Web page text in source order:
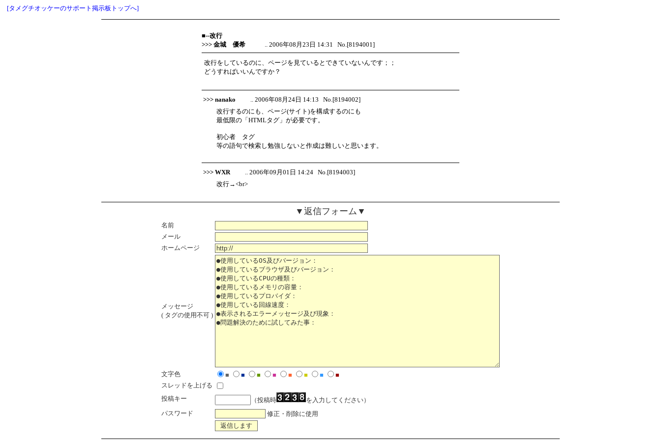
[タメグチオッケーのサポート掲示板トップへ]
■--改行
>>> 金城 優希
.. 2006年08月23日 14:31 No.[8194001]
改行をしているのに、ページを見ているとできていないんです；；
どうすればいいんですか？
>>> nanako
.. 2006年08月24日 14:13 No.[8194002]
改行するのにも、ページ(サイト)を構成するのにも
最低限の「HTMLタグ」が必要です。
初心者 タグ
等の語句で検索し勉強しないと作成は難しいと思います。
>>> WXR
.. 2006年09月01日 14:24 No.[8194003]
改行→<br>
▼返信フォーム▼
名前
メール
ホームページ
メッセージ
( タグの使用不可 )
文字色 ■ ■ ■ ■ ■ ■ ■
■
スレッドを上げる
投稿キー
（投稿時
を入力してください）
パスワード
修正・削除に使用